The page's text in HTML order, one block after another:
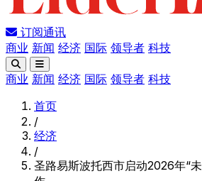
订阅通讯
商业 新闻 经济 国际 领导者 科技
商业 新闻 经济 国际 领导者 科技
首页
/
经济
/
圣路易斯波托西市启动2026年“